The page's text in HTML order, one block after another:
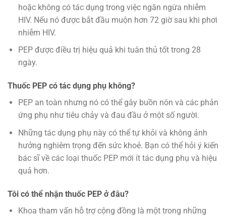
hoặc không có tác dụng trong việc ngăn ngừa nhiễm
HIV. Nếu nó được bắt đầu muộn hơn 72 giờ sau khi phơi
nhiễm HIV.
PEP được điều trị hiệu quả khi tuân thủ tốt trong 28
ngày.
Thuốc PEP có tác dụng phụ không?
PEP an toàn nhưng nó có thể gây buồn nôn và các phản
ứng phụ như tiêu chảy và đau đầu ở một số người.
Những tác dụng phụ này có thể tự khỏi và không ảnh
hưởng nghiêm trọng đến sức khoẻ. Bạn có thể hỏi ý kiến
bác sĩ về các loại thuốc PEP mới ít tác dụng phụ và hiệu
quả hơn.
Tôi có thể nhận thuốc PEP ở đâu?
Khoa tham vấn hỗ trợ cộng đồng là một trong những